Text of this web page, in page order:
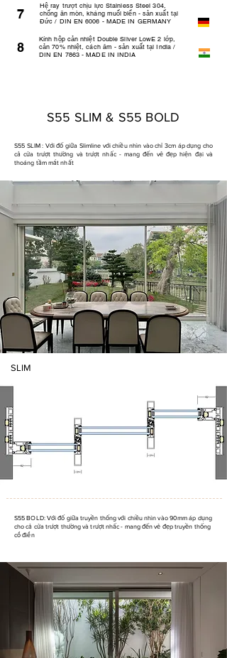
7
Hệ ray trượt chịu lực Stainless Steel 304,
chống ăn mòn, kháng muối biển - sản xuất tại
Đức / DIN EN 6006 - MADE IN GERMANY
8
Kính hộp cản nhiệt Double Silver LowE 2 lớp,
cản 70% nhiệt, cách âm - sản xuất tại India /
DIN EN 7863 - MADE IN INDIA
S55 SLIM & S55 BOLD
S55 SLIM : Với đố giữa Slimline với chiều nhìn vào chỉ 3cm áp dụng cho
cả cửa trượt thường và trượt nhấc - mang đến vẻ đẹp hiện đại và
thoáng tầm mắt nhất
SLIM
S55 BOLD: Với đố giữa truyền thống với chiều nhìn vào 90mm áp dụng
cho cả cửa trượt thường và trượt nhấc - mang đến vẻ đẹp truyền thống
cổ điển